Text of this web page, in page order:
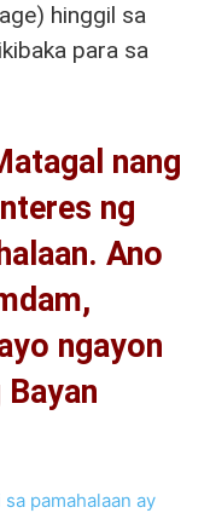
hinggil sa
para sa
nang
ng
Ano
ngayon
pamahalaan ay